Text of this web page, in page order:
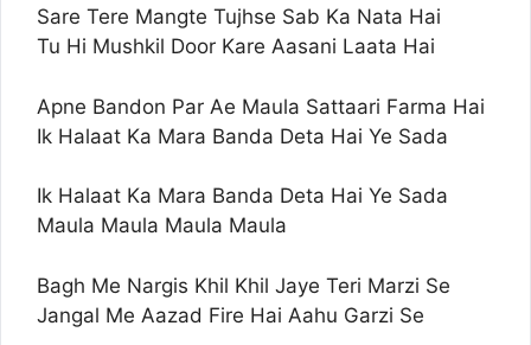
Sare Tere Mangte Tujhse Sab Ka Nata Hai
Tu Hi Mushkil Door Kare Aasani Laata Hai
Apne Bandon Par Ae Maula Sattaari Farma Hai
Ik Halaat Ka Mara Banda Deta Hai Ye Sada
Ik Halaat Ka Mara Banda Deta Hai Ye Sada
Maula Maula Maula Maula
Bagh Me Nargis Khil Khil Jaye Teri Marzi Se
Jangal Me Aazad Fire Hai Aahu Garzi Se